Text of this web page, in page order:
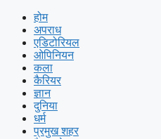
होम
अपराध
एडिटोरियल
ओपिनियन
कला
कैरियर
ज्ञान
दुनिया
धर्म
प्रमुख शहर